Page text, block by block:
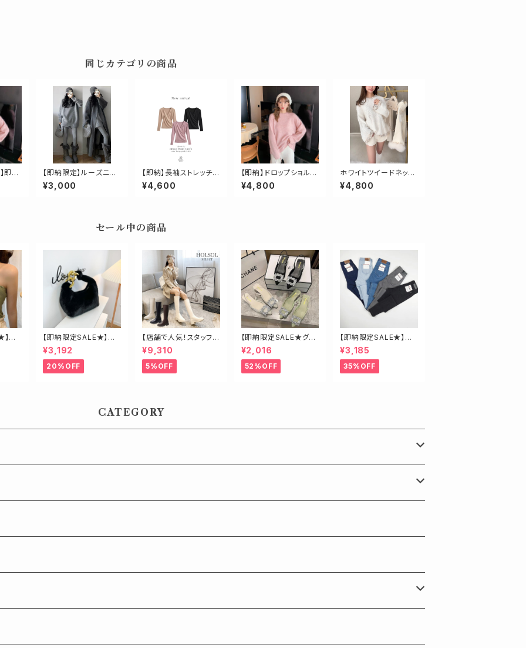
同じカテゴリの商品
即
【即納限定】ルーズニット
アップ
¥3,000
【即納】長袖ストレッチク
ロストップス
¥4,600
【即納】ドロップショルダ
ーカラーニット
¥4,800
ホワイトツイードネック
ニット
¥4,800
セール中の商品
ク
【即納限定SALE★】エ
コファービッグチェーン
バッグ
¥3,192
20%OFF
【店舗で人気！スタッフも
オススメ】ゴールド金具
ロングブーツ
¥9,310
5%OFF
【即納限定SALE★グリ
ーン23.5】ビジューミュ
ール
¥2,016
52%OFF
【即納限定SALE★】超
ストレッチ！ハイウエスト
スキニーデニム 細身
さんにオススメ♡
¥3,185
35%OFF
CATEGORY